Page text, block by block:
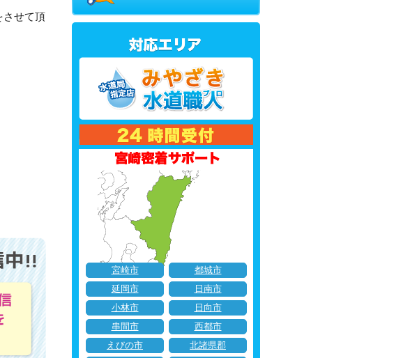
させて頂
宮崎市
都城市
延岡市
日南市
小林市
日向市
串間市
西都市
えびの市
北諸県郡